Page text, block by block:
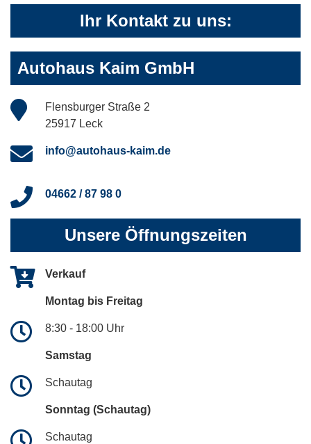
Ihr Kontakt zu uns:
Autohaus Kaim GmbH
Flensburger Straße 2
25917 Leck
info@autohaus-kaim.de
04662 / 87 98 0
Unsere Öffnungszeiten
Verkauf
Montag bis Freitag
8:30 - 18:00 Uhr
Samstag
Schautag
Sonntag (Schautag)
Schautag